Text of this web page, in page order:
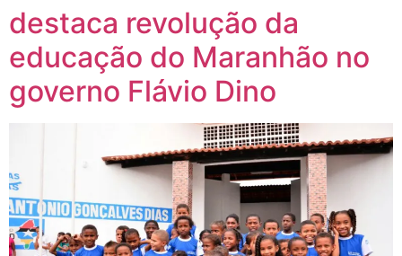
destaca revolução da
educação do Maranhão no
governo Flávio Dino